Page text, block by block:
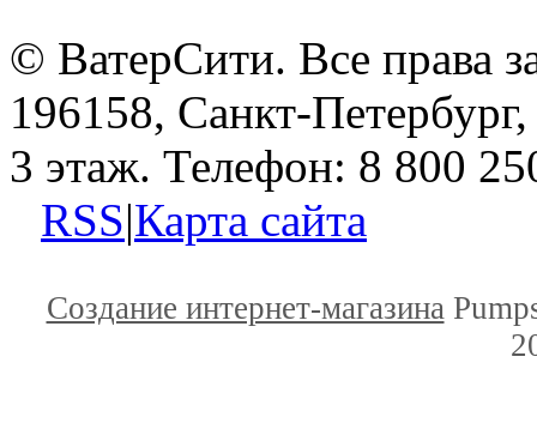
© ВатерСити. Все права
196158, Санкт-
3 этаж. Телефон: 8 800
RSS|Карта сайта
Создание интернет-магазина